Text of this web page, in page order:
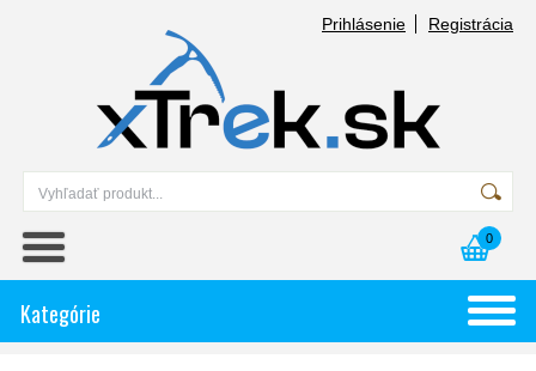
Prihlásenie Registrácia
0
Kategórie